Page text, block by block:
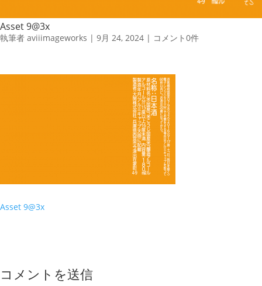
Asset 9@3x
執筆者 aviiimageworks | 9月 24, 2024 | コメント0件
Asset 9@3x
コメントを送信